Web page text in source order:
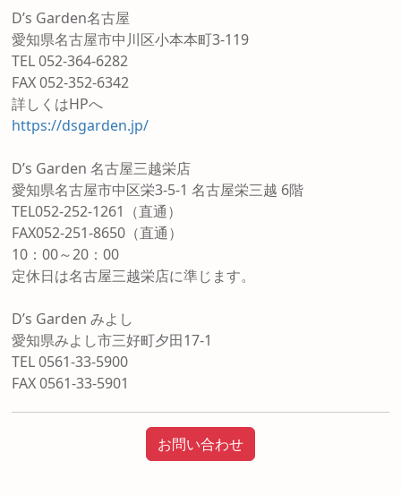
D’s Garden名古屋
愛知県名古屋市中川区小本本町3-119
TEL 052-364-6282
FAX 052-352-6342
詳しくはHPへ
https://dsgarden.jp/
D’s Garden 名古屋三越栄店
愛知県名古屋市中区栄3-5-1 名古屋栄三越 6階
TEL052-252-1261（直通）
FAX052-251-8650（直通）
10：00～20：00
定休日は名古屋三越栄店に準じます。
D’s Garden みよし
愛知県みよし市三好町夕田17-1
TEL 0561-33-5900
FAX 0561-33-5901
お問い合わせ